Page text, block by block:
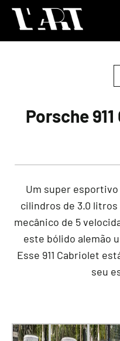
Porsche
Um super
cilindros de 3.0 litros
mecânico de 5
este bólido alemão
Esse 911 Cabriolet
seu